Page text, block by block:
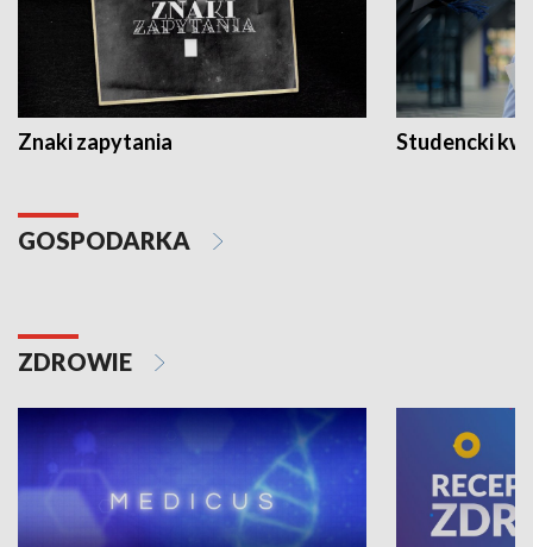
Znaki zapytania Studencki
GOSPODARKA
ZDROWIE